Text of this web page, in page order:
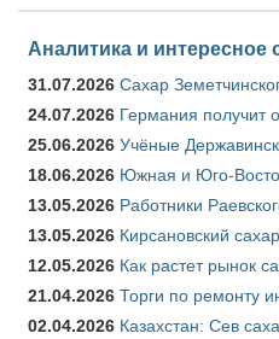
Аналитика и интересное
31.07.2026 Сахар
24.07.2026 Германия получит
25.06.2026 Учёные
18.06.2026 Южная и Юго-
13.05.2026 Работники
13.05.2026 Кирсановский
12.05.2026 Как растет рынок
21.04.2026 Торги по ремонту
02.04.2026 Казахстан: Сев